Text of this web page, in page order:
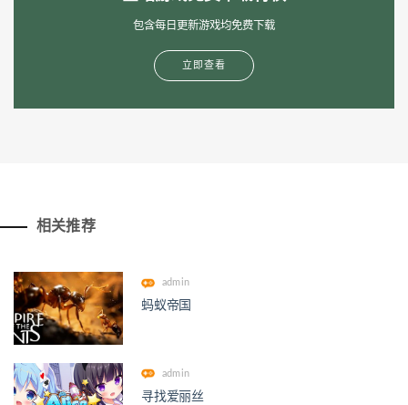
包含每日更新游戏均免费下载
立即查看
相关推荐
admin
蚂蚁帝国
admin
寻找爱丽丝